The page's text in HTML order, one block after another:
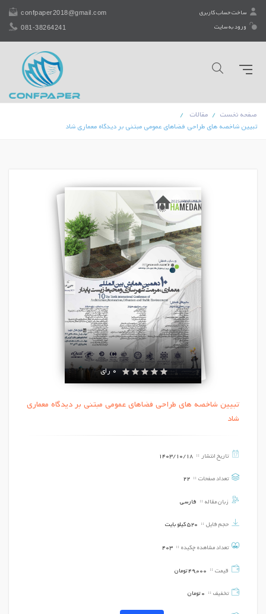
ساخت حساب کاربری
ورود به سایت
confpaper2018@gmail.com
081-38264241
صفحه نخست
مقالات
تبیین شاخصه های طراحی فضاهای عمومی مبتنی بر دیدگاه معماری شاد
0 رای
تبیین شاخصه های طراحی فضاهای عمومی مبتنی بر دیدگاه معماری
شاد
تاریخ انتشار 1403/10/18
تعداد صفحات 22
زبان مقاله فارسی
حجم فایل 520 کیلو بایت
تعداد مشاهده چکیده 403
قیمت 49,000تومان
تخفیف 0 تومان